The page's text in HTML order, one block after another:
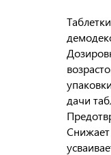
дачи
Снижает